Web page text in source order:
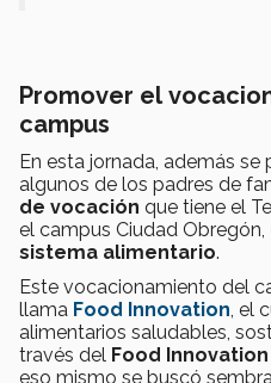
Promover el
campus
En esta jornada, además
algunos de los padres de
de vocación que tiene el
el campus Ciudad Obregón,
sistema alimentario.
Este vocacionamiento del
llama Food Innovation , el
alimentarios saludables,
través del Food
eso mismo se buscó